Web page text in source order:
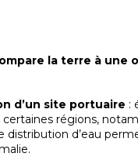
la terre à une
d’un site portuaire :
certaines régions,
distribution d’eau